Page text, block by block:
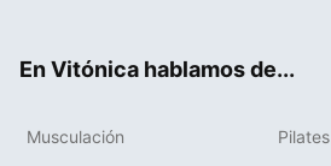
En Vitónica hablamos de...
Musculación Pilates